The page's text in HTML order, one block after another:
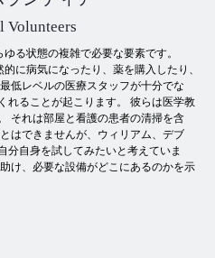
Volunteers
ゆる状態の複雑で必要な要素です。
的に病気になったり、薬を購入したり、
低レベルの医療スタッフが十分でな
れることが起こります。 彼らは医学教
それは部屋と看護の患者の清掃を含
はできませんが、ウィリアム、デブ
分自身を試してみたいと考えていま
け、必要な設備がどこにあるのかを示